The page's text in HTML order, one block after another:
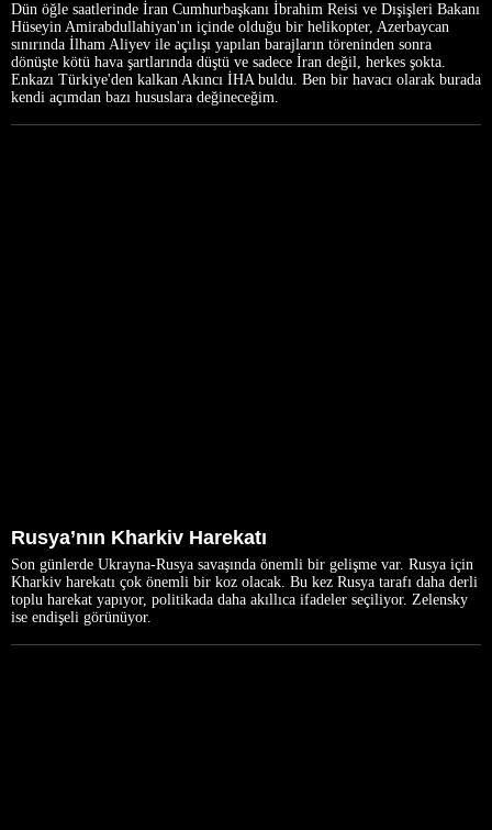
Dün öğle saatlerinde İran Cumhurbaşkanı İbrahim Reisi ve Dışişleri Bakanı
Hüseyin Amirabdullahiyan'ın içinde olduğu bir helikopter, Azerbaycan
sınırında İlham Aliyev ile açılışı yapılan barajların töreninden sonra
dönüşte kötü hava şartlarında düştü ve sadece İran değil, herkes şokta.
Enkazı Türkiye'den kalkan Akıncı İHA buldu. Ben bir havacı olarak burada
kendi açımdan bazı hususlara değineceğim.
Rusya’nın Kharkiv Harekatı
Son günlerde Ukrayna-Rusya savaşında önemli bir gelişme var. Rusya için
Kharkiv harekatı çok önemli bir koz olacak. Bu kez Rusya tarafı daha derli
toplu harekat yapıyor, politikada daha akıllıca ifadeler seçiliyor. Zelensky
ise endişeli görünüyor.